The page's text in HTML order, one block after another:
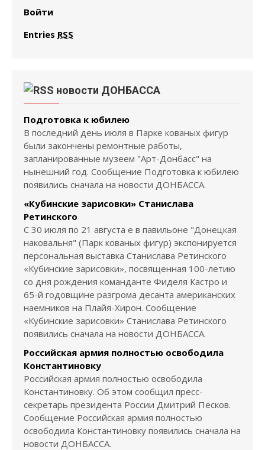
Войти
Entries RSS
новости ДОНБАССА
Подготовка к юбилею
В последний день июля в Парке кованых фигур
были закончены ремонтные работы,
запланированные музеем "Арт-Донбасс" на
нынешний год. Сообщение Подготовка к юбилею
появились сначала на новости ДОНБАССА.
«Кубинские зарисовки» Станислава
Ретинского
С 30 июля по 21 августа е в павильоне "Донецкая
наковальня" (Парк кованых фигур) экспонируется
персональная выставка Станислава Ретинского
«Кубинские зарисовки», посвященная 100-летию
со дня рождения команданте Фиделя Кастро и
65-й годовщине разгрома десанта американских
наемников на Плайя-Хирон. Сообщение
«Кубинские зарисовки» Станислава Ретинского
появились сначала на новости ДОНБАССА.
Российская армия полностью освободила
Константиновку
Российская армия полностью освободила
Константиновку. Об этом сообщил пресс-
секретарь президента России Дмитрий Песков.
Сообщение Российская армия полностью
освободила Константиновку появились сначала на
новости ДОНБАССА.